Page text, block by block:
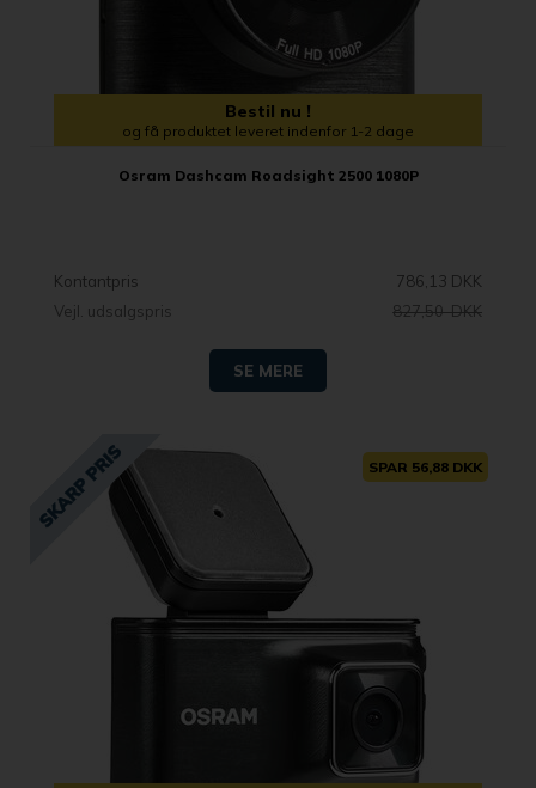
Bestil nu !
og få produktet leveret indenfor 1-2 dage
Osram Dashcam Roadsight 2500 1080P
Kontantpris
786,13 DKK
Vejl. udsalgspris
827,50 DKK
SE MERE
SPAR 56,88 DKK